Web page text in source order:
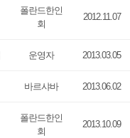
폴란드한인
회
2012.11.07
운영자 2013.03.05
바르샤바 2013.06.02
폴란드한인
회
2013.10.09